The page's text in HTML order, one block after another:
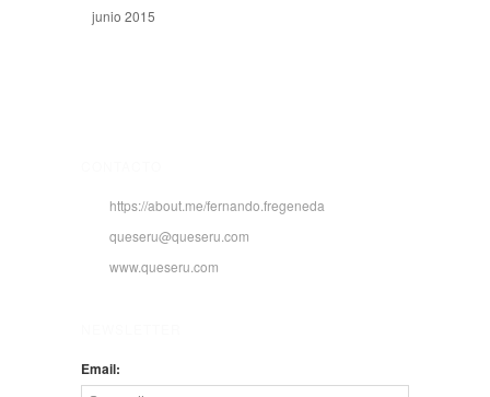
junio 2015
https://about.me/fernando.fregeneda
queseru@queseru.com
www.queseru.com
Email: